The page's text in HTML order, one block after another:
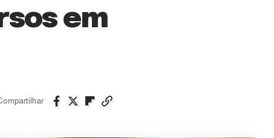
em